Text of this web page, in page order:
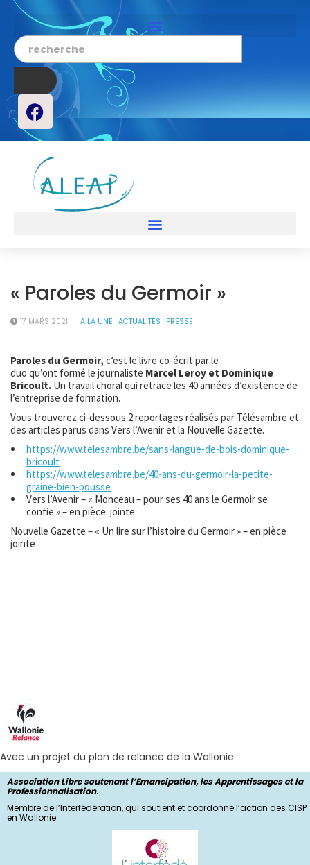
« Paroles du Germoir »
17 MARS 2021 A LA UNE ACTUALITÉS PRESSE
Paroles du Germoir, c’est le livre co-écrit par le
duo qu’ont formé le journaliste Marcel Leroy et Dominique
Bricoult. Un travail choral qui retrace les 40 années d’existence de
l’entreprise de formation.
Vous trouverez ci-dessous 2 reportages réalisés par Télésambre et
des articles parus dans Vers l’Avenir et la Nouvelle Gazette.
https://www.telesambre.be/sans-langue-de-bois-dominique-
bricoult
https://www.telesambre.be/40-ans-du-germoir-la-petite-
graine-bien-pousse
Vers l’Avenir – « Monceau – pour ses 40 ans le Germoir se
confie » – en pièce jointe
Nouvelle Gazette – « Un lire sur l’histoire du Germoir » – en pièce
jointe
Avec un projet du plan de relance de la Wallonie.
Association Libre soutenant l’Emancipation, les Apprentissages et la
Professionnalisation.
Membre de l’Interfédération, qui soutient et coordonne l’action des CISP
en Wallonie.